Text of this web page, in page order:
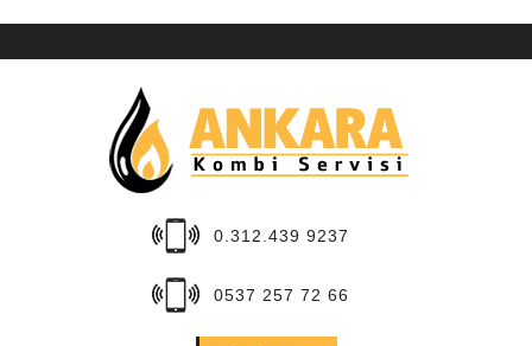
0.312.439 9237
0537 257 72 66
KURUMSAL